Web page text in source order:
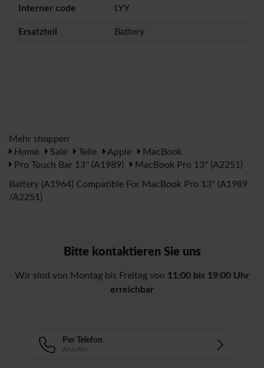
Interner code LYY
Ersatzteil Battery
Mehr shoppen
Home
Sale Teile Apple
MacBook
Pro Touch Bar 13'' (A1989)
MacBook Pro 13'' (A2251)
Battery (A1964) Compatible For MacBook Pro 13" (A1989
/A2251)
Bitte kontaktieren Sie uns
Wir sind von Montag bis Freitag von 11:00 bis 19:00 Uhr
erreichbar
Per Telefon
Anrufen